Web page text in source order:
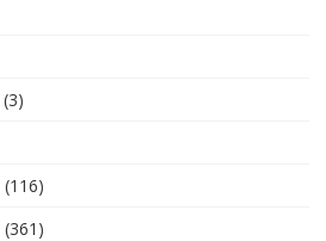
(3)
(116)
(361)